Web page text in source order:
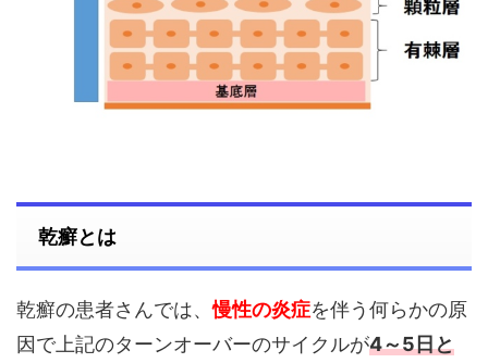
乾癬とは
乾癬の患者さんでは、慢性の炎症を伴う何らかの原
因で上記のターンオーバーのサイクルが4～5日と